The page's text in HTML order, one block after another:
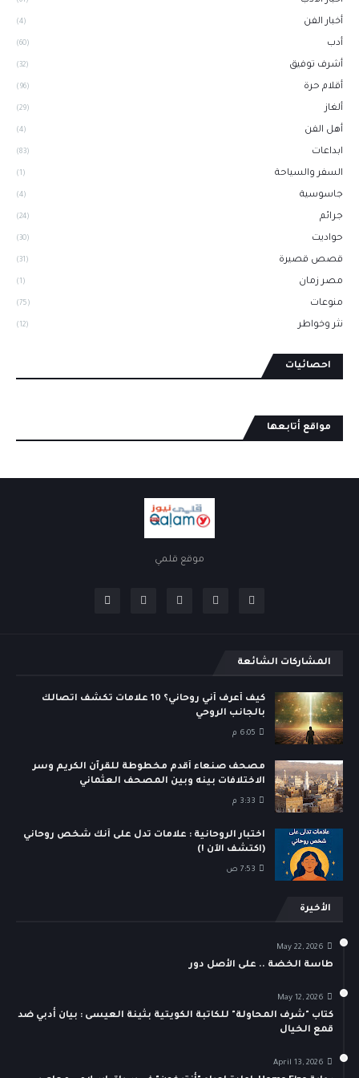
أخبار الفن (4)
أدب (60)
أشرف توفيق (32)
أقلام حرة (96)
ألغاز (29)
أهل الفن (4)
ابداعات (83)
السفر والسياحة (1)
جاسوسية (4)
جرائم (24)
حواديت (30)
قصص قصيرة (31)
مصر زمان (1)
منوعات (75)
نثر وخواطر (12)
احصائيات
مواقع أتابعها
موقع قلمي
المشاركات الشائعة
كيف أعرف أني روحاني؟ 10 علامات تكشف اتصالك
بالجانب الروحي
6:05 م
مصحف صنعاء أقدم مخطوطة للقرآن الكريم وسر
الاختلافات بينه وبين المصحف العثماني
3:33 م
اختبار الروحانية : علامات تدل على أنك شخص روحاني
(اكتشف الآن !)
7:53 ص
الأخيرة
May 22, 2026
طاسة الخضة .. على الأصل دور
May 12, 2026
كتاب "شرف المحاولة" للكاتبة الكويتية بثينة العيسى : بيان أدبي ضد
قمع الخيال
April 13, 2026